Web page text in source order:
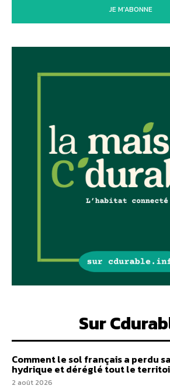
JE M'ABONNE
Sur
Comment le sol français a perdu
hydrique et déréglé tout le
2 août 2026